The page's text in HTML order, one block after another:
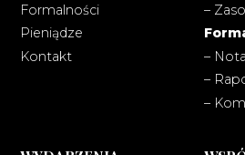
Formalności
Pieniądze
Kontakt
–
–
–
–